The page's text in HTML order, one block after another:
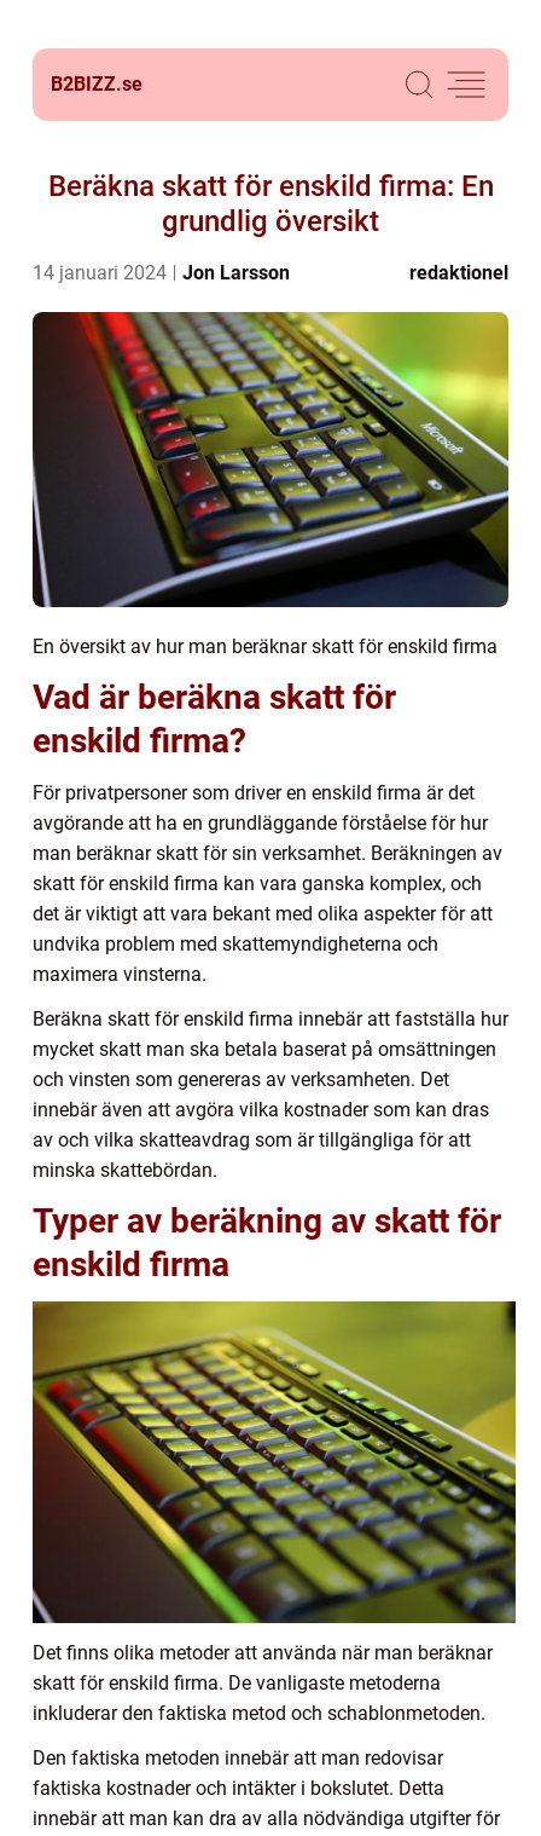
B2BIZZ.se
Beräkna skatt för enskild firma: En
grundlig översikt
14 januari 2024 Jon Larsson redaktionel
En översikt av hur man beräknar skatt för enskild firma
Vad är beräkna skatt för
enskild firma?
För privatpersoner som driver en enskild firma är det
avgörande att ha en grundläggande förståelse för hur
man beräknar skatt för sin verksamhet. Beräkningen av
skatt för enskild firma kan vara ganska komplex, och
det är viktigt att vara bekant med olika aspekter för att
undvika problem med skattemyndigheterna och
maximera vinsterna.
Beräkna skatt för enskild firma innebär att fastställa hur
mycket skatt man ska betala baserat på omsättningen
och vinsten som genereras av verksamheten. Det
innebär även att avgöra vilka kostnader som kan dras
av och vilka skatteavdrag som är tillgängliga för att
minska skattebördan.
Typer av beräkning av skatt för
enskild firma
Det finns olika metoder att använda när man beräknar
skatt för enskild firma. De vanligaste metoderna
inkluderar den faktiska metod och schablonmetoden.
Den faktiska metoden innebär att man redovisar
faktiska kostnader och intäkter i bokslutet. Detta
innebär att man kan dra av alla nödvändiga utgifter för